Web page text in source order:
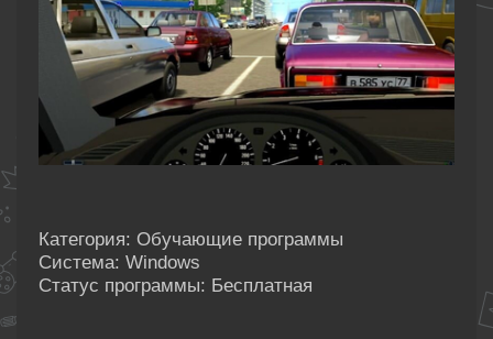
Категория: Обучающие программы
Система: Windows
Статус программы: Бесплатная